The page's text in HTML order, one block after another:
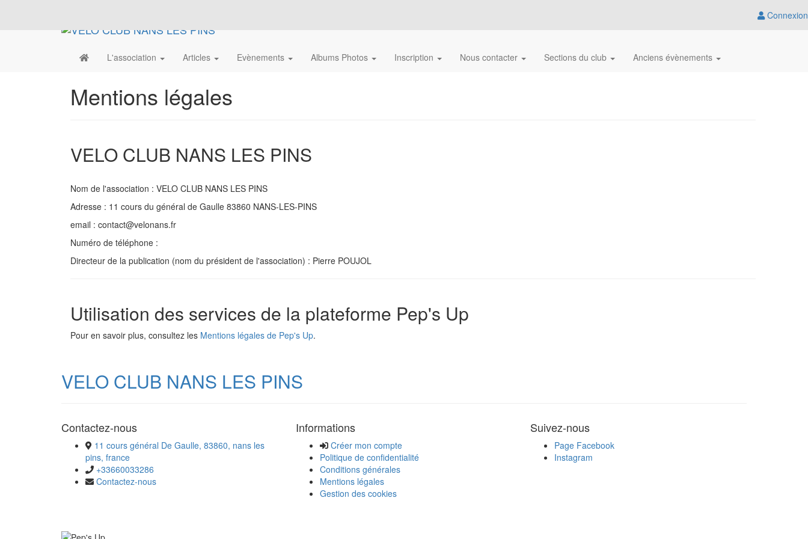
Connexion
L'association Articles Evènements Albums Photos Inscription Nous contacter Sections du club Anciens évènements
Mentions légales
VELO CLUB NANS LES PINS
Nom de l'association : VELO CLUB NANS LES PINS
Adresse : 11 cours du général de Gaulle 83860 NANS-LES-PINS
email : contact@velonans.fr
Numéro de téléphone :
Directeur de la publication (nom du président de l'association) : Pierre POUJOL
Utilisation des services de la plateforme Pep's Up
Pour en savoir plus, consultez les Mentions légales de Pep's Up.
VELO CLUB NANS LES PINS
Contactez-nous
11 cours général De Gaulle, 83860, nans les
pins, france
+33660033286
Contactez-nous
Informations
Créer mon compte
Politique de confidentialité
Conditions générales
Mentions légales
Gestion des cookies
Suivez-nous
Page Facebook
Instagram